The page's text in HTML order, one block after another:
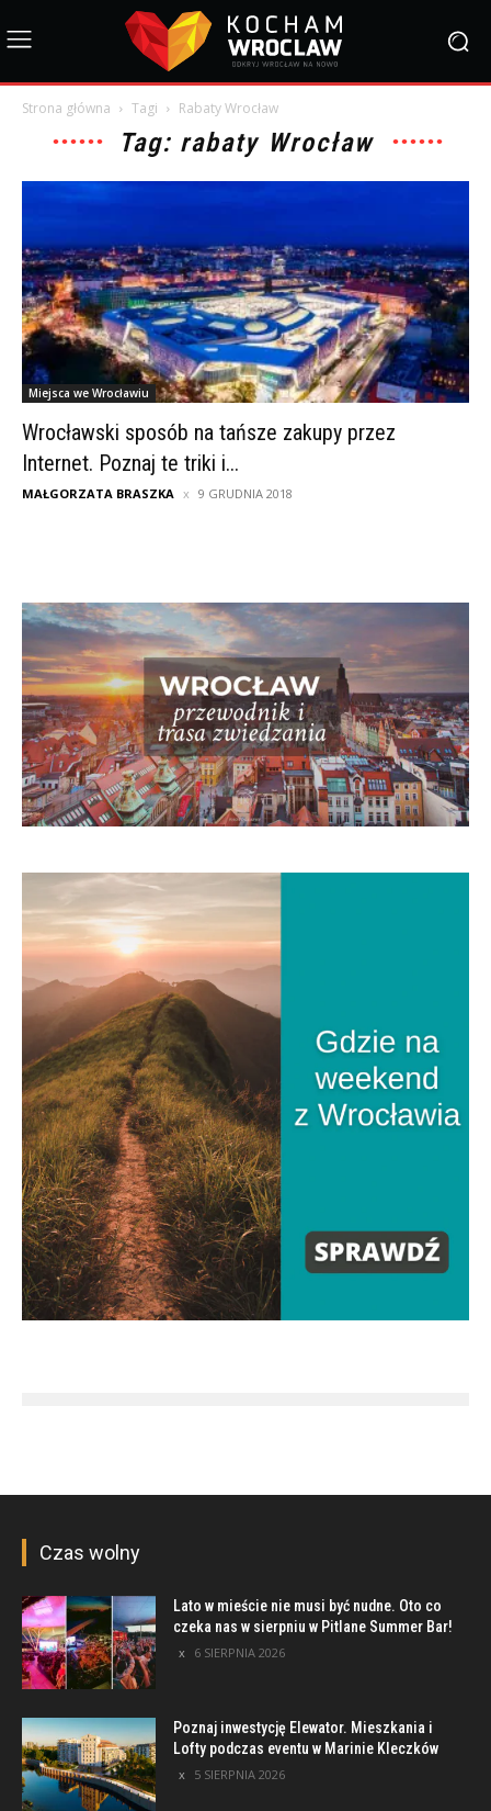
Strona główna Tagi Rabaty Wrocław
Tag: rabaty Wrocław
Miejsca we Wrocławiu
Wrocławski sposób na tańsze zakupy przez
Internet. Poznaj te triki i...
MAŁGORZATA BRASZKA 9 GRUDNIA 2018
Czas wolny
Lato w mieście nie musi być nudne. Oto co
czeka nas w sierpniu w Pitlane Summer Bar!
6 SIERPNIA 2026
Poznaj inwestycję Elewator. Mieszkania i
Lofty podczas eventu w Marinie Kleczków
5 SIERPNIA 2026